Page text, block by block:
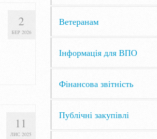
2
БЕР 2026
11
ЛИС 2025
Ветеранам
Інформація для ВПО
Фінансова звітність
Публічні закупівлі